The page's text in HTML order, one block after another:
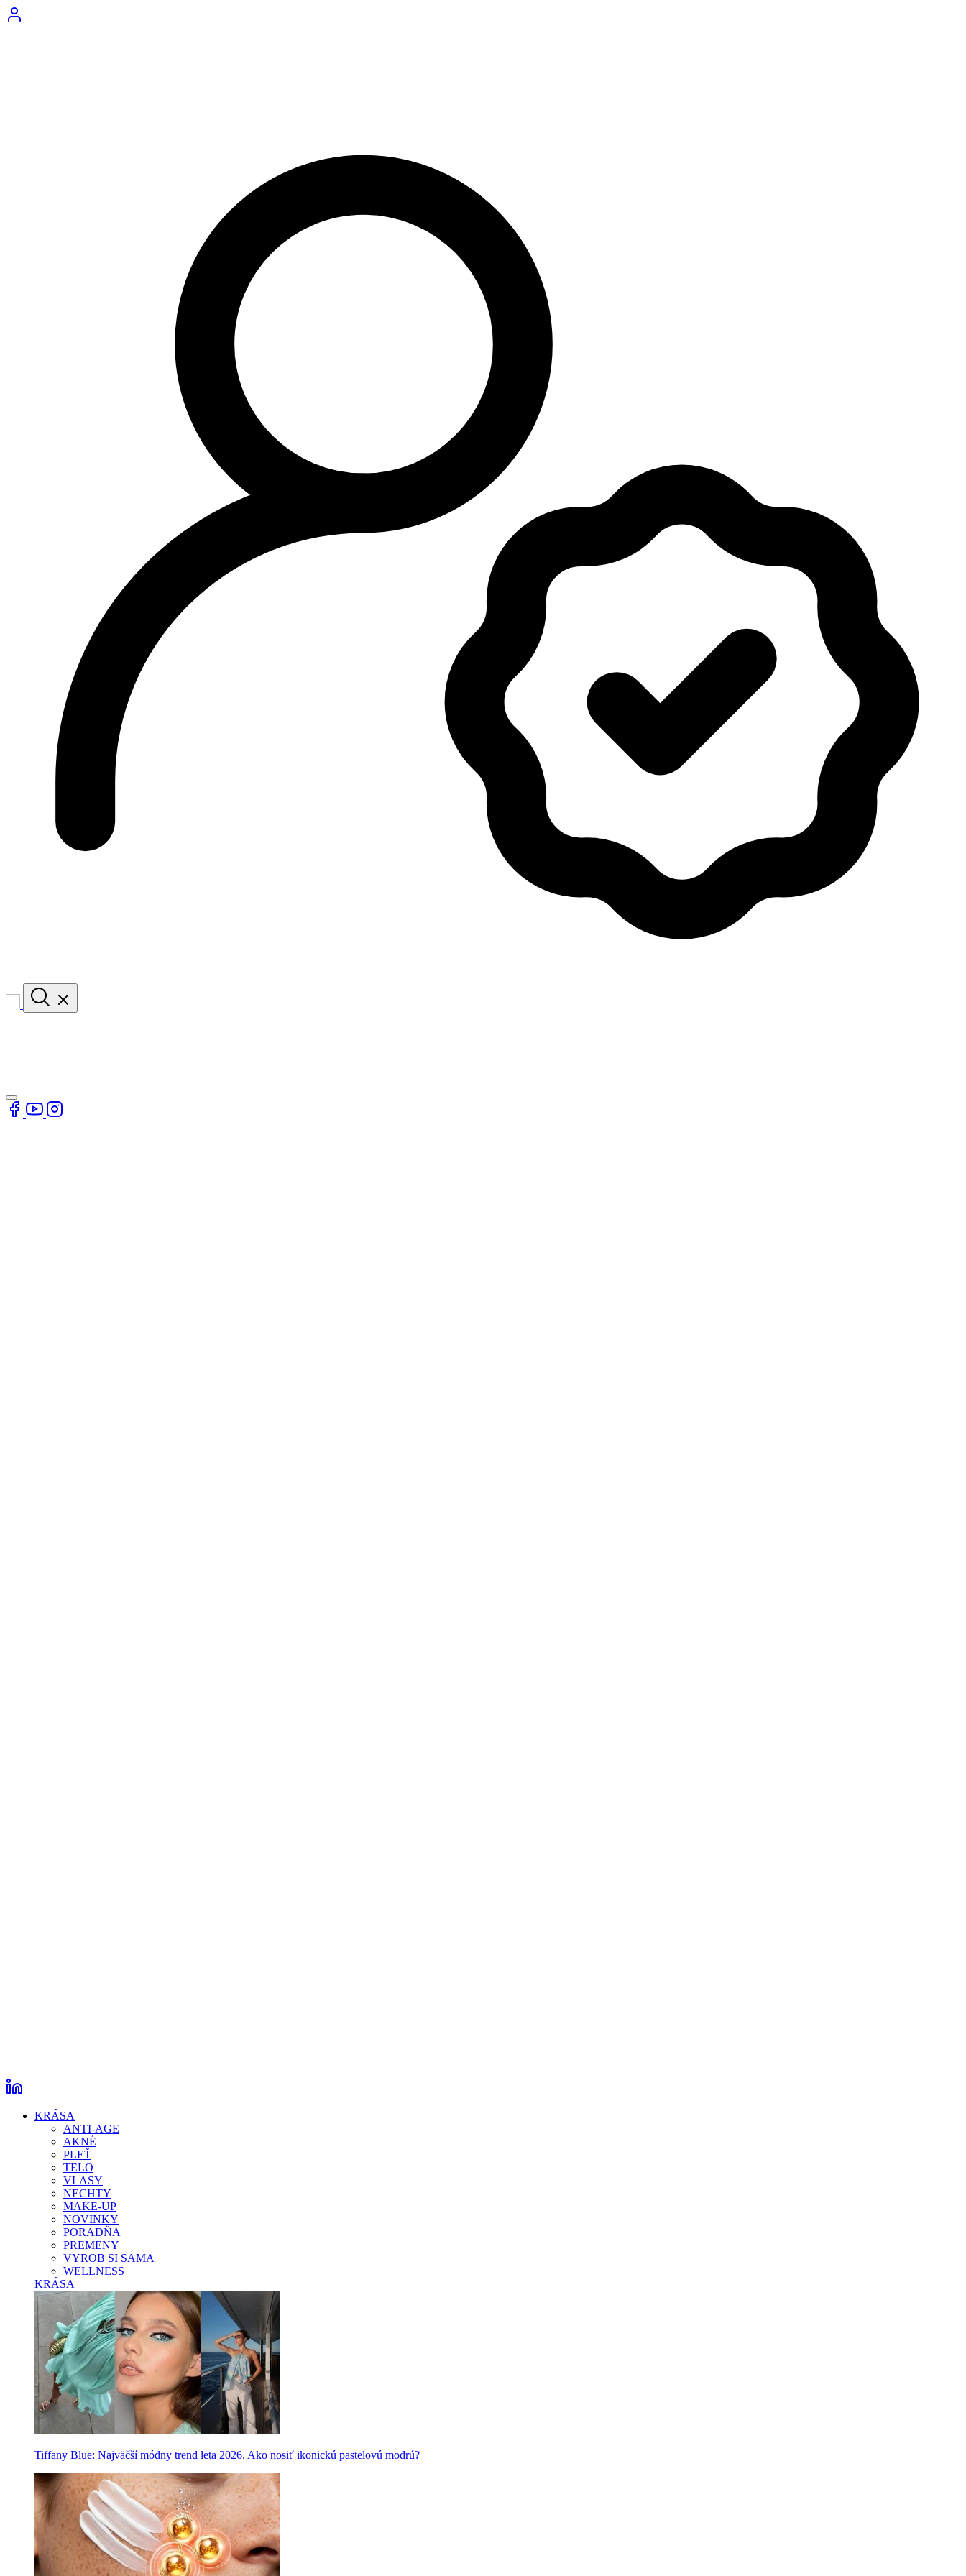
KRÁSA
ANTI-AGE
AKNÉ
PLEŤ
TELO
VLASY
NECHTY
MAKE-UP
NOVINKY
PORADŇA
PREMENY
VYROB SI SAMA
WELLNESS
KRÁSA
Tiffany Blue: Najväčší módny trend leta 2026. Ako nosiť ikonickú pastelovú modrú?